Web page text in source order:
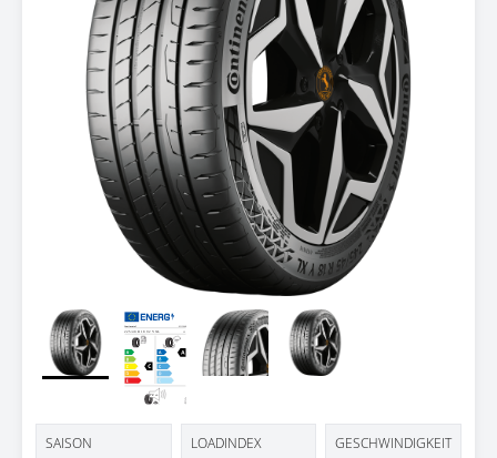
SAISON LOADINDEX GESCHWINDIGKEIT